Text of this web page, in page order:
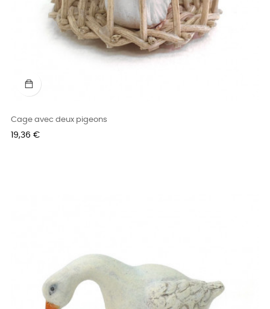
Cage avec deux pigeons
Prix
19,36 €